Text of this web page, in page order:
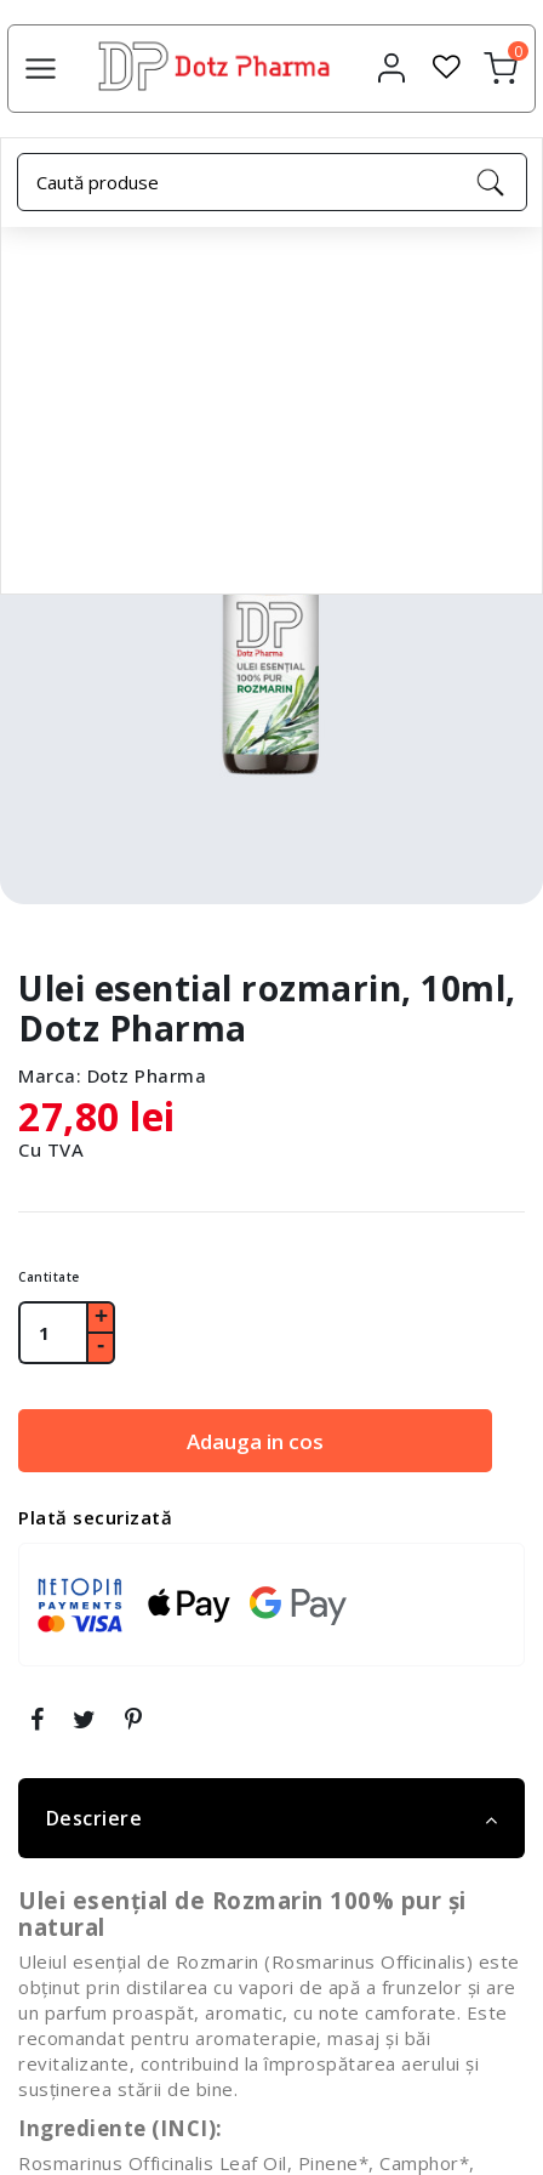
0
Acasa Uleiuri esențiale
Ulei esential rozmarin, 10ml,
Dotz Pharma
Ulei esential rozmarin, 10ml,
Dotz Pharma
Marca: Dotz Pharma
27,80 lei
Cu TVA
Cantitate
Adauga in cos
Plată securizată
Descriere
Ulei esențial de Rozmarin 100% pur și
natural
Uleiul esențial de Rozmarin (Rosmarinus Officinalis) este
obținut prin distilarea cu vapori de apă a frunzelor și are
un parfum proaspăt, aromatic, cu note camforate. Este
recomandat pentru aromaterapie, masaj și băi
revitalizante, contribuind la împrospătarea aerului și
susținerea stării de bine.
Ingrediente (INCI):
Rosmarinus Officinalis Leaf Oil, Pinene*, Camphor*,